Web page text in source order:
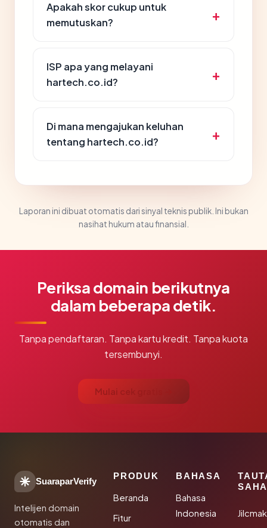
Apakah skor cukup untuk
memutuskan?
ISP apa yang melayani
hartech.co.id?
Di mana mengajukan keluhan
tentang hartech.co.id?
Laporan ini dibuat otomatis dari sinyal teknis publik. Ini bukan
nasihat hukum atau finansial.
Periksa domain berikutnya
dalam beberapa detik.
Tanpa pendaftaran. Tanpa kartu kredit. Tanpa kuota
tersembunyi.
Mulai cek gratis →
SuaraparVerify
Intelijen domain
otomatis dan
PRODUK
Beranda
Fitur
BAHASA
Bahasa
Indonesia